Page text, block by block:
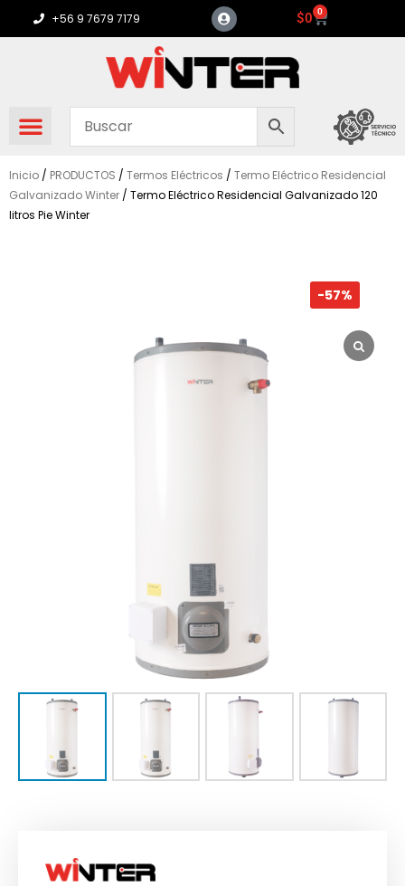
+56 9 7679 7179 $0 0
Carrito
Inicio / PRODUCTOS / Termos Eléctricos / Termo Eléctrico Residencial
Galvanizado Winter / Termo Eléctrico Residencial Galvanizado 120
litros Pie Winter
-57%